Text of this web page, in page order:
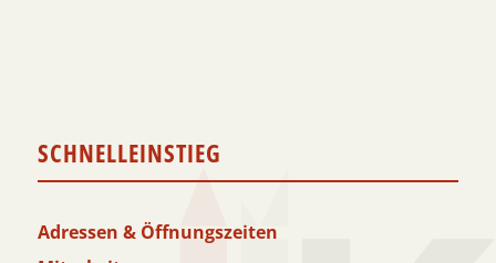
SCHNELLEINSTIEG
Adressen & Öffnungszeiten